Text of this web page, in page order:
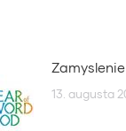
13. augusta